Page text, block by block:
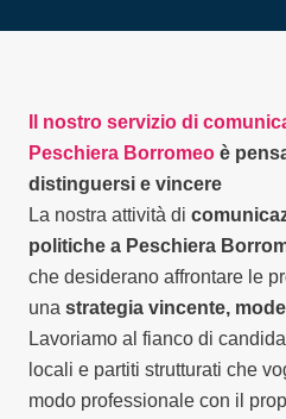
Il nostro servizio di
Peschiera Borromeo è
distinguersi e vincere
La nostra attività di
politiche a Peschiera
che desiderano affrontare le
una strategia vincente,
Lavoriamo al fianco di
locali e partiti strutturati che
modo professionale con il